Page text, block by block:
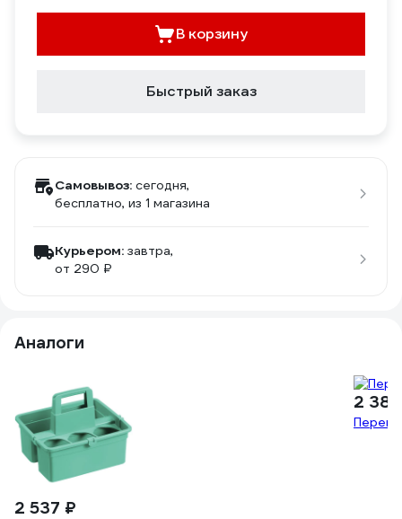
В корзину
Быстрый заказ
Самовывоз: сегодня,
бесплатно, из 1 магазина
Курьером: завтра,
от 290 ₽
Аналоги
2 537 ₽
2